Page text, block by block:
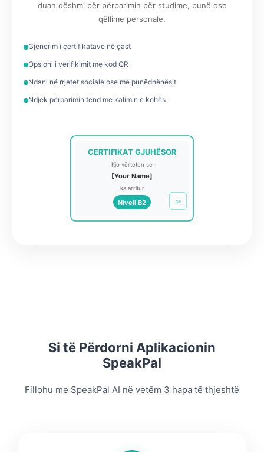
duan dëshmi për përparimin për studime, punë ose
qëllime personale.
Gjenerim i çertifikatave në çast
Opsioni i verifikimit me kod QR
Ndani në rrjetet sociale ose me punëdhënësit
Ndjek përparimin tënd me kalimin e kohës
CERTIFIKAT GJUHËSOR
Kjo vërteton se
[Your Name]
ka arritur
Niveli B2 QR
Si të Përdorni Aplikacionin
SpeakPal
Fillohu me SpeakPal AI në vetëm 3 hapa të thjeshtë